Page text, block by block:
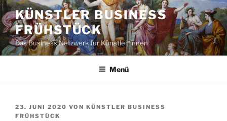
Zum
Inhalt
springen
KÜNSTLER BUSINESS
FRÜHSTÜCK
Das Business Netzwerk für Künstler*innen
Menü
VERÖFFENTLICHT
AM
23. JUNI 2020 VON KÜNSTLER BUSINESS
FRÜHSTÜCK